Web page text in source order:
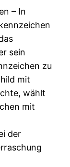
– In
sein
zu
mit
wählt
mit
der